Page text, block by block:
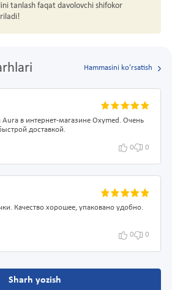
tanlash faqat davolovchi shifokor
Hammasini ko'rsatish
в интернет-магазине Oxymed. Очень
доставкой.
0 0
Качество хорошее, упаковано удобно.
0 0
Sharh yozish